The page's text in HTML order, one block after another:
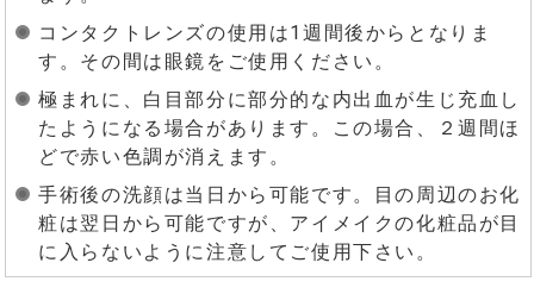
コンタクトレンズの使用は1週間後からとなりま
す。その間は眼鏡をご使用ください。
極まれに、白目部分に部分的な内出血が生じ充血し
たようになる場合があります。この場合、２週間ほ
どで赤い色調が消えます。
手術後の洗顔は当日から可能です。目の周辺のお化
粧は翌日から可能ですが、アイメイクの化粧品が目
に入らないように注意してご使用下さい。